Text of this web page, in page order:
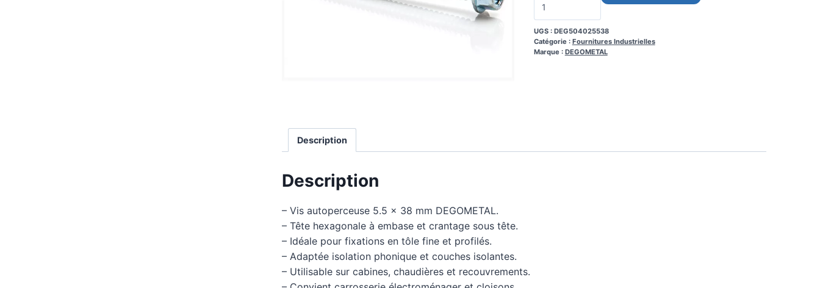
UGS : DEG504025538
Catégorie : Fournitures Industrielles
Marque : DEGOMETAL
Description
Description
– Vis autoperceuse 5.5 x 38 mm DEGOMETAL.
– Tête hexagonale à embase et crantage sous tête.
– Idéale pour fixations en tôle fine et profilés.
– Adaptée isolation phonique et couches isolantes.
– Utilisable sur cabines, chaudières et recouvrements.